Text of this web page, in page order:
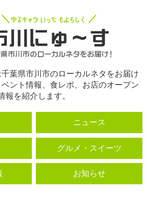
千葉県市川市のローカルネタをお届け
ント情報、食レポ、お店のオープン
報を紹介します。
ニュース
グルメ・スイーツ
お知らせ